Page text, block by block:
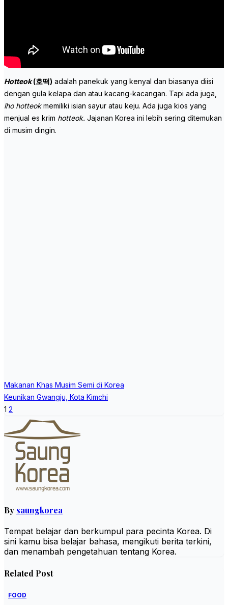
Hotteok(호떡) adalah panekuk yang kenyal dan biasanya diisi
dengan gula kelapa dan atau kacang-kacangan. Tapi ada juga,
lho hotteokmemiliki isian sayur atau keju. Ada juga kios yang
menjual es krim hotteok. Jajanan Korea ini lebih sering ditemukan
di musim dingin.
Post
navigation
Makanan Khas Musim Semi di Korea
Keunikan Gwangju, Kota Kimchi
1 2
By saungkorea
Tempat belajar dan berkumpul para pecinta Korea. Di
sini kamu bisa belajar bahasa, mengikuti berita terkini,
dan menambah pengetahuan tentang Korea.
Related Post
FOOD